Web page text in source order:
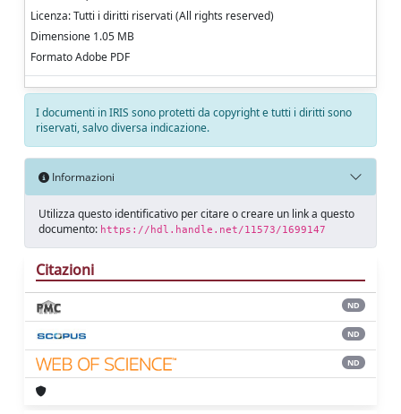
Licenza: Tutti i diritti riservati (All rights reserved)
Dimensione 1.05 MB
Formato Adobe PDF
I documenti in IRIS sono protetti da copyright e tutti i diritti sono
riservati, salvo diversa indicazione.
Informazioni
Utilizza questo identificativo per citare o creare un link a questo
documento: https://hdl.handle.net/11573/1699147
Citazioni
ND
ND
ND